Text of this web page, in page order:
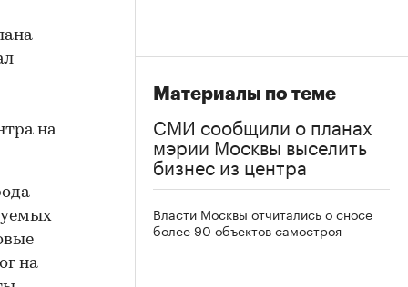
на
на
Материалы по теме
СМИ сообщили о планах
мэрии Москвы выселить
бизнес из центра
Власти Москвы отчитались о сносе
более 90 объектов самостроя